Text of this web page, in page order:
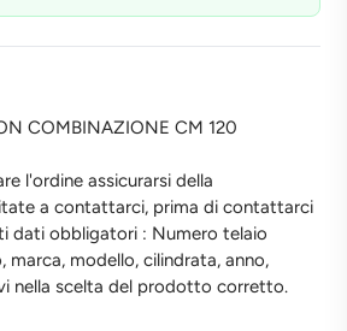
COMBINAZIONE CM 120
l'ordine assicurarsi della
a contattarci, prima di contattarci
dati obbligatori : Numero telaio
modello, cilindrata, anno,
nella scelta del prodotto corretto.